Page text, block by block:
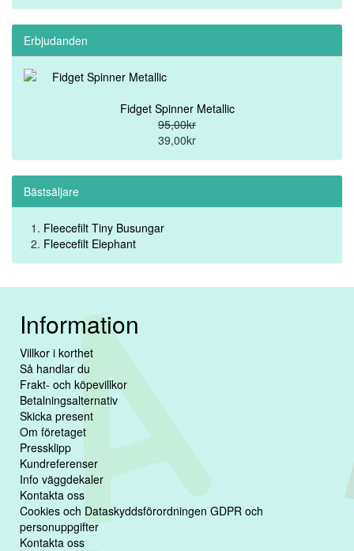
Erbjudanden
Fidget Spinner Metallic
95,00kr
39,00kr
Bästsäljare
Fleecefilt Tiny Busungar
Fleecefilt Elephant
Information
Villkor i korthet
Så handlar du
Frakt- och köpevillkor
Betalningsalternativ
Skicka present
Om företaget
Pressklipp
Kundreferenser
Info väggdekaler
Kontakta oss
Cookies och Dataskyddsförordningen GDPR och
personuppgifter
Kontakta oss